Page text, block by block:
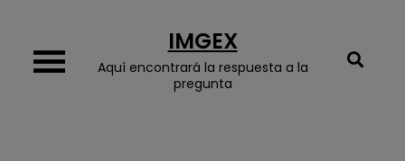
content
IMGEX
Aquí encontrará la respuesta a la
pregunta